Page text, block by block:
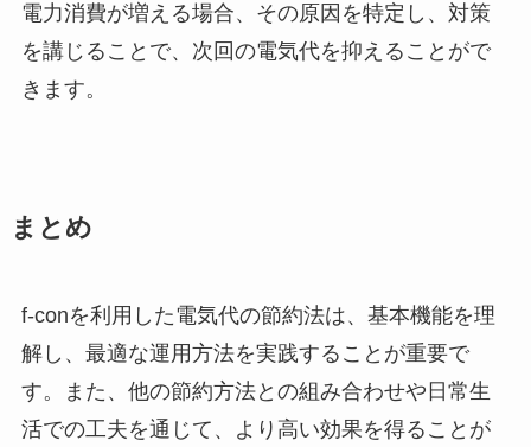
電力消費が増える場合、その原因を特定し、対策
を講じることで、次回の電気代を抑えることがで
きます。
まとめ
f-conを利用した電気代の節約法は、基本機能を理
解し、最適な運用方法を実践することが重要で
す。また、他の節約方法との組み合わせや日常生
活での工夫を通じて、より高い効果を得ることが